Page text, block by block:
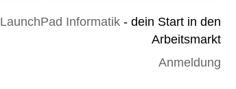
LaunchPad Informatik - dein Start in den
Arbeitsmarkt
Anmeldung